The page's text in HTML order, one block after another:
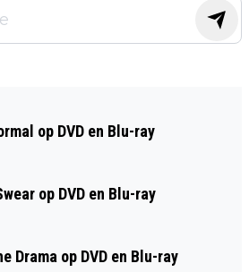
op DVD en Blu-ray
op DVD en Blu-ray
Drama op DVD en Blu-ray